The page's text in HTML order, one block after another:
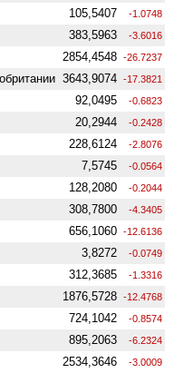
105,5407 -1.0748
383,5963 -3.6016
2854,4548 -26.7237
3643,9074 -17.3821
92,0495 -0.6823
20,2944 -0.2428
228,6124 -2.8076
7,5745 -0.0564
128,2080 -0.2044
308,7800 -4.3405
656,1060 -12.6136
3,8272 -0.0749
312,3685 -1.3316
1876,5728 -12.4768
724,1042 -0.8574
895,2063 -6.2324
2534,3646 -3.0009